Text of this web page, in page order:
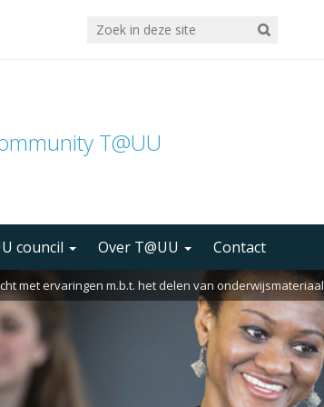
T@UU
council Over T@UU Contact
met ervaringen m.b.t. het delen van onderwijsmateriaal